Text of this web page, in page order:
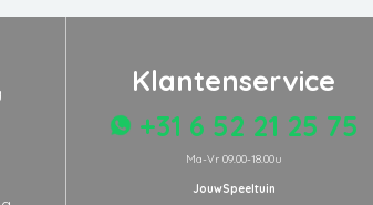
Klantenservice
+31 6 52 21 25 75
Ma-Vr 09.00-18.00u
JouwSpeeltuin